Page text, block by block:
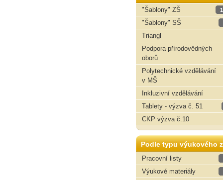
"Šablony" ZŠ
"Šablony" SŠ
Triangl
Podpora přírodovědných
oborů
Polytechnické vzdělávání
v MŠ
Inkluzivní vzdělávání
Tablety - výzva č. 51
CKP výzva č.10
Podle typu výukového
Pracovní listy
Výukové materiály